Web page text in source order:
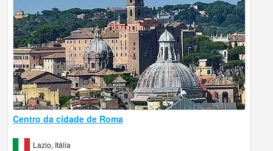
Centro da cidade de Roma
Lazio, Itália